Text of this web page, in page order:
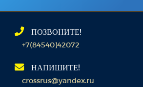
ПОЗВОНИТЕ!
+7(84540)42072
НАПИШИТЕ!
crossrus@yandex.ru